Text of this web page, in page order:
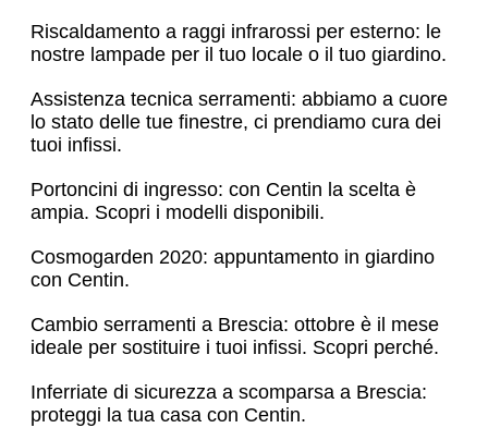
Riscaldamento a raggi infrarossi per esterno: le
nostre lampade per il tuo locale o il tuo giardino.
Assistenza tecnica serramenti: abbiamo a cuore
lo stato delle tue finestre, ci prendiamo cura dei
tuoi infissi.
Portoncini di ingresso: con Centin la scelta è
ampia. Scopri i modelli disponibili.
Cosmogarden 2020: appuntamento in giardino
con Centin.
Cambio serramenti a Brescia: ottobre è il mese
ideale per sostituire i tuoi infissi. Scopri perché.
Inferriate di sicurezza a scomparsa a Brescia:
proteggi la tua casa con Centin.